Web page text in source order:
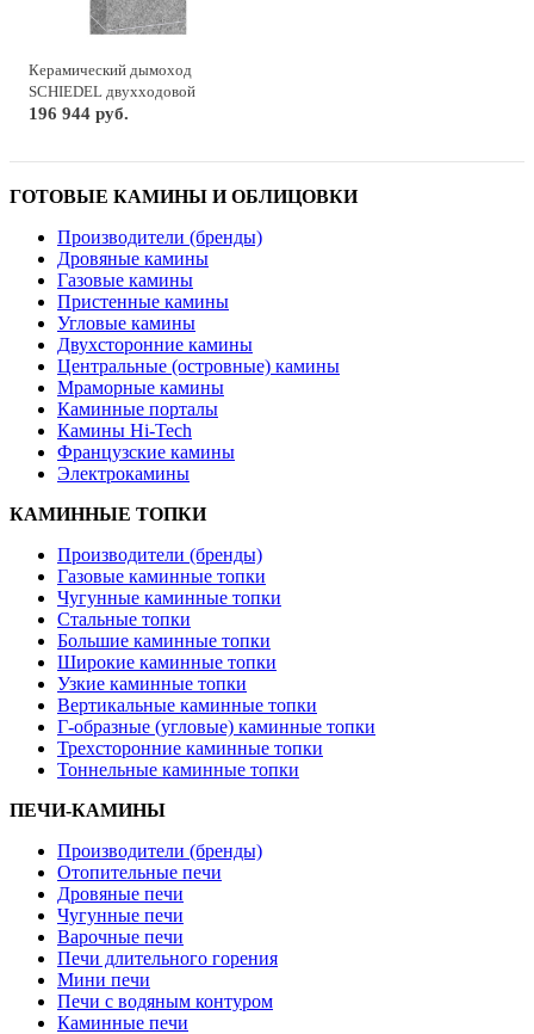
Керамический дымоход
SCHIEDEL двухходовой
комбинированный
196 944 руб.
ГОТОВЫЕ КАМИНЫ И ОБЛИЦОВКИ
Производители (бренды)
Дровяные камины
Газовые камины
Пристенные камины
Угловые камины
Двухсторонние камины
Центральные (островные) камины
Мраморные камины
Каминные порталы
Камины Hi-Tech
Французские камины
Электрокамины
КАМИННЫЕ ТОПКИ
Производители (бренды)
Газовые каминные топки
Чугунные каминные топки
Стальные топки
Большие каминные топки
Широкие каминные топки
Узкие каминные топки
Вертикальные каминные топки
Г-образные (угловые) каминные топки
Трехсторонние каминные топки
Тоннельные каминные топки
ПЕЧИ-КАМИНЫ
Производители (бренды)
Отопительные печи
Дровяные печи
Чугунные печи
Варочные печи
Печи длительного горения
Мини печи
Печи с водяным контуром
Каминные печи